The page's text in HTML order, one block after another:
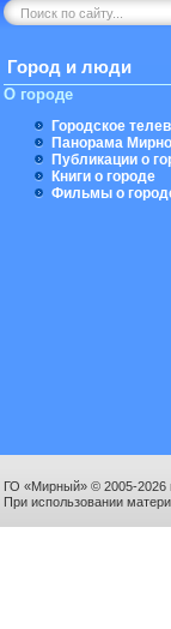
Город и люди
О городе
Городское
Панорама
Публикации о
Книги о городе
Фильмы о
ГО «Мирный» © 2005-2026
При использовании